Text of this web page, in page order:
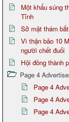
Một khẩu súng
Tĩnh
Sở mật thám
Vì thận bão 10
người chết đuối
Hội đồng thành
Page 4
Page 4
Page 4
Page 4